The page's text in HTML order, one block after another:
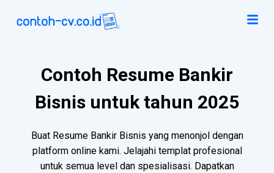
Contoh Resume Bankir
Bisnis untuk tahun 2025
Buat Resume Bankir Bisnis yang menonjol dengan
platform online kami. Jelajahi templat profesional
untuk semua level dan spesialisasi. Dapatkan